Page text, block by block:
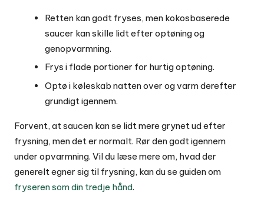
Retten kan godt fryses, men kokosbaserede
saucer kan skille lidt efter optøning og
genopvarmning.
Frys i flade portioner for hurtig optøning.
Optø i køleskab natten over og varm derefter
grundigt igennem.
Forvent, at saucen kan se lidt mere grynet ud efter
frysning, men det er normalt. Rør den godt igennem
under opvarmning. Vil du læse mere om, hvad der
generelt egner sig til frysning, kan du se guiden om
fryseren som din tredje hånd.